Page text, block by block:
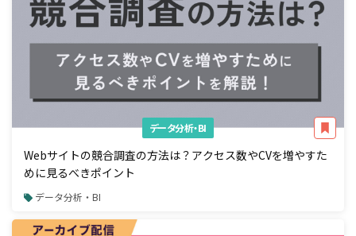
データ分析・BI
Webサイトの競合調査の方法は？アクセス数やCVを増やすた
めに見るべきポイント
データ分析・BI